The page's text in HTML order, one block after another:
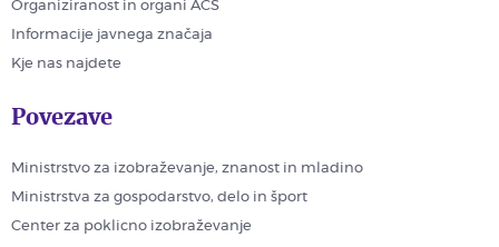
Organiziranost in organi ACS
Informacije javnega značaja
Kje nas najdete
Povezave
Ministrstvo za izobraževanje, znanost in mladino
Ministrstva za gospodarstvo, delo in šport
Center za poklicno izobraževanje